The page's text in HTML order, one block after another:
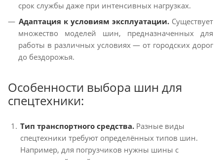
срок службы даже при интенсивных нагрузках.
Адаптация к условиям эксплуатации. Существует
множество моделей шин, предназначенных для
работы в различных условиях — от городских дорог
до бездорожья.
Особенности выбора шин для
спецтехники:
Тип транспортного средства. Разные виды
спецтехники требуют определённых типов шин.
Например, для погрузчиков нужны шины с